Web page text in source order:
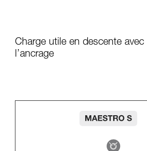
Charge utile en descente avec
l’ancrage